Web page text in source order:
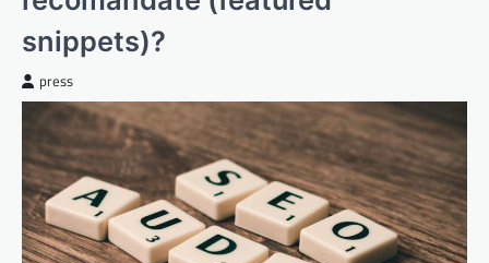
snippets)?
press